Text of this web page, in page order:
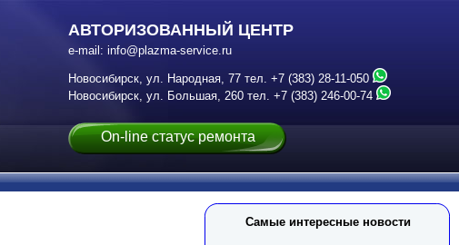
On-line статус ремонта
АВТОРИЗОВАННЫЙ ЦЕНТР
e-mail: info@plazma-service.ru
Новосибирск, ул. Народная, 77 тел. +7 (383) 28-11-050
Новосибирск, ул. Большая, 260 тел. +7 (383) 246-00-74
Самые интересные новости